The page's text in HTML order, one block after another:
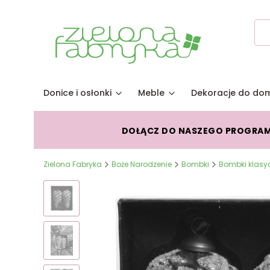
Donice i osłonki Meble Dekoracje do
DOŁĄCZ DO NASZEGO
Zielona Fabryka Boże Narodzenie Bombki Bombki